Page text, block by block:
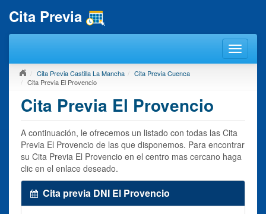
Cita Previa
Cita Previa Castilla La Mancha
Cita Previa Cuenca
Cita Previa El Provencio
Cita Previa El Provencio
A continuación, le ofrecemos un listado con todas las Cita
Previa El Provencio de las que disponemos. Para encontrar
su Cita Previa El Provencio en el centro mas cercano haga
clic en el enlace deseado.
Cita previa DNI El Provencio